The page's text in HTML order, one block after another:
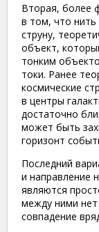
Вторая, более
в том, что нить
струну,
объект,
тонким
токи. Ранее
космические
в центры
достаточно
может быть
горизонт
Последний
и направление
являются
между ними нет
совпадение